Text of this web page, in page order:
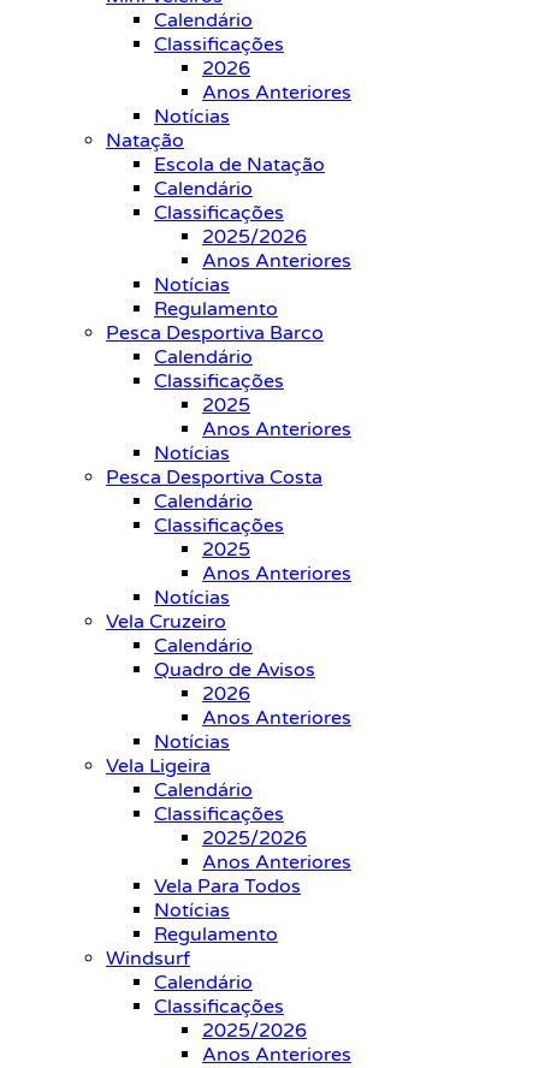
Calendário
Classificações
2026
Anos Anteriores
Notícias
Natação
Escola de Natação
Calendário
Classificações
2025/2026
Anos Anteriores
Notícias
Regulamento
Pesca Desportiva Barco
Calendário
Classificações
2025
Anos Anteriores
Notícias
Pesca Desportiva Costa
Calendário
Classificações
2025
Anos Anteriores
Notícias
Vela Cruzeiro
Calendário
Quadro de Avisos
2026
Anos Anteriores
Notícias
Vela Ligeira
Calendário
Classificações
2025/2026
Anos Anteriores
Vela Para Todos
Notícias
Regulamento
Windsurf
Calendário
Classificações
2025/2026
Anos Anteriores